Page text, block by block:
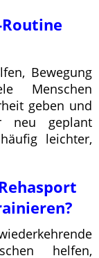
Bewegung
Menschen
geben und
neu geplant
leichter,
helfen,